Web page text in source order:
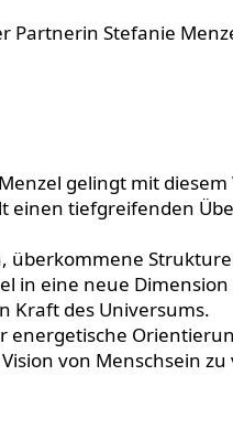
Partnerin Stefanie
gelingt mit
einen tiefgreifenden
überkommene
in eine neue
Kraft des Universums.
von Menschsein